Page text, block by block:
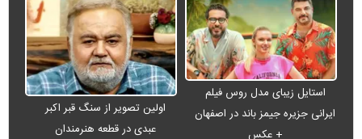
استایل زیبای مدل روس فیلم
ایرانی جزیره جیمز باند در اصفهان
+ عکس
اولین تصویر از سنگ قبر اکبر
عبدی در قطعه هنرمندان